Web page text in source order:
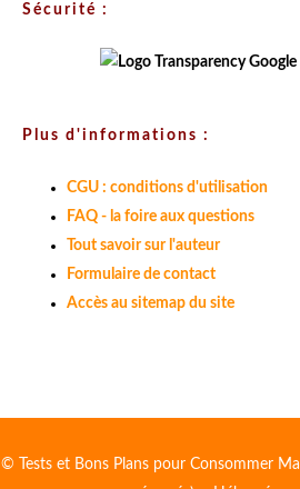
Sécurité :
Plus d'informations :
CGU : conditions d'utilisation
FAQ - la foire aux questions
Tout savoir sur l'auteur
Formulaire de contact
Accès au sitemap du site
© Tests et Bons Plans pour Consommer